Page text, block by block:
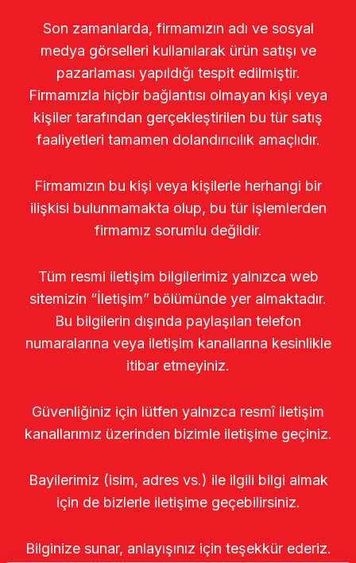
Son zamanlarda, firmamızın adı ve sosyal
medya görselleri kullanılarak ürün satışı ve
pazarlaması yapıldığı tespit edilmiştir.
Firmamızla hiçbir bağlantısı olmayan kişi veya
kişiler tarafından gerçekleştirilen bu tür satış
faaliyetleri tamamen dolandırıcılık amaçlıdır.
Firmamızın bu kişi veya kişilerle herhangi bir
ilişkisi bulunmamakta olup, bu tür işlemlerden
firmamız sorumlu değildir.
Tüm resmi iletişim bilgilerimiz yalnızca web
sitemizin “İletişim” bölümünde yer almaktadır.
Bu bilgilerin dışında paylaşılan telefon
numaralarına veya iletişim kanallarına kesinlikle
itibar etmeyiniz.
Güvenliğiniz için lütfen yalnızca resmî iletişim
kanallarımız üzerinden bizimle iletişime geçiniz.
Bayilerimiz (isim, adres vs.) ile ilgili bilgi almak
için de bizlerle iletişime geçebilirsiniz.
Bilginize sunar, anlayışınız için teşekkür ederiz.